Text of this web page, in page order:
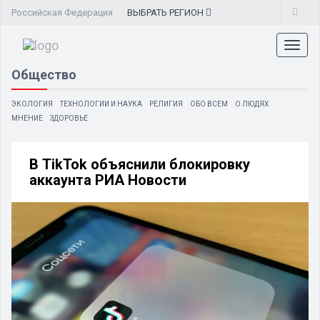
Российская Федерация ВЫБРАТЬ РЕГИОН
Общество
ЭКОЛОГИЯ ТЕХНОЛОГИИ И НАУКА РЕЛИГИЯ ОБО ВСЕМ
О ЛЮДЯХ
МНЕНИЕ
ЗДОРОВЬЕ
В TikTok объяснили блокировку
аккаунта РИА Новости